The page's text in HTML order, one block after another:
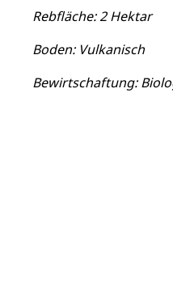
Rebfläche: 2 Hektar
Boden: Vulkanisch
Bewirtschaftung: